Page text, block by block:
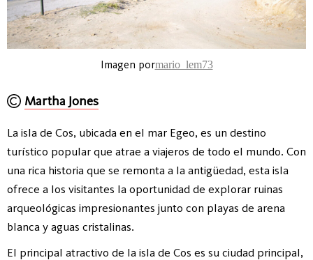
Imagen pormario_lem73
Martha Jones
La isla de Cos, ubicada en el mar Egeo, es un destino
turístico popular que atrae a viajeros de todo el mundo. Con
una rica historia que se remonta a la antigüedad, esta isla
ofrece a los visitantes la oportunidad de explorar ruinas
arqueológicas impresionantes junto con playas de arena
blanca y aguas cristalinas.
El principal atractivo de la isla de Cos es su ciudad principal,